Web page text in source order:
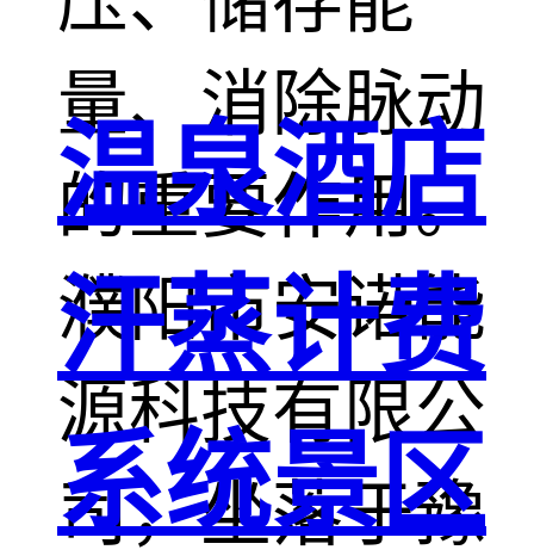
量、消除脉动
的重要作用。
濮阳市安诺能
源科技有限公
司，坐落于豫
温泉酒店
汗蒸计费
系统景区